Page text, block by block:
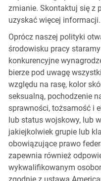
zmianie. Skontaktuj się z
uzyskać więcej informacji.
Oprócz naszej polityki
środowisku pracy
konkurencyjne
bierze pod uwagę
względu na rasę, kolor
seksualną, pochodzenie
sprawności, tożsamość i
lub status wojskowy, lub
jakiejkolwiek grupie lub
obowiązujące prawo
zapewnia również
wykwalifikowanym
zgodnie z ustawą